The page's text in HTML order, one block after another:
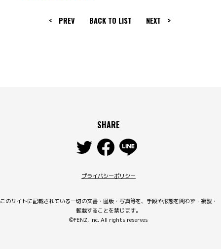
< PREV BACK TO LIST NEXT >
SHARE
プライバシーポリシー
このサイトに記載されている一切の文書・図版・写真等を、手段や形態を問わず・複製・
転載することを禁じます。
©FENZ, Inc. All rights reserves